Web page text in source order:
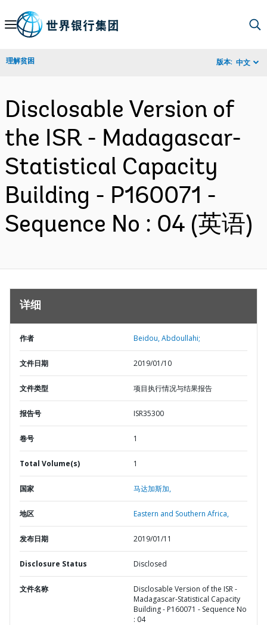
Skip
Navigation
理解贫困 版本: 中文
Disclosable Version of
the ISR - Madagascar-
Statistical Capacity
Building - P160071 -
Sequence No : 04 (英语)
详细
作者 Beidou, Abdoullahi;
文件日期 2019/01/10
文件类型 项目执行情况与结果报告
报告号 ISR35300
卷号 1
Total Volume(s) 1
国家 马达加斯加,
地区 Eastern and Southern Africa,
发布日期 2019/01/11
Disclosure Status Disclosed
文件名称
Disclosable Version of the ISR -
Madagascar-Statistical Capacity
Building - P160071 - Sequence No
: 04